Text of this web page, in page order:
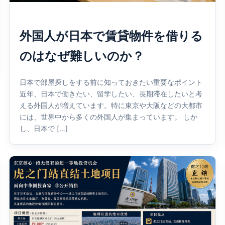
外国人が日本で賃貸物件を借りる
のはなぜ難しいのか？
日本で部屋探しをする前に知っておきたい重要なポイント
近年、日本で働きたい、留学したい、長期滞在したいと考
える外国人が増えています。特に東京や大阪などの大都市
には、世界中から多くの外国人が集まっています。 しか
し、日本で […]